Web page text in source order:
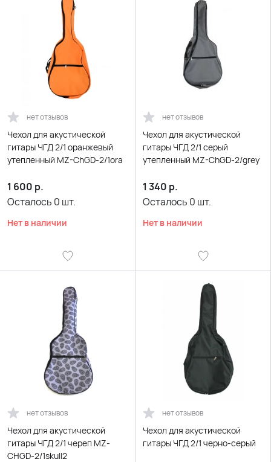
нет отзывов
Чехол для акустической
гитары ЧГД 2/1 оранжевый
утепленный MZ-ChGD-2/1ora
1 600 р.
Осталось 0 шт.
Нет в наличии
нет отзывов
Чехол для акустической
гитары ЧГД 2/1 серый
утепленный MZ-ChGD-2/grey
1 340 р.
Осталось 0 шт.
Нет в наличии
нет отзывов
Чехол для акустической
гитары ЧГД 2/1 череп MZ-
CHGD-2/1skull2
нет отзывов
Чехол для акустической
гитары ЧГД 2/1 черно-серый